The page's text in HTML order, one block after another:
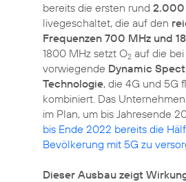
bereits die ersten rund 2.000
livegeschaltet, die auf den
Frequenzen 700 MHz und
1800 MHz setzt O2 auf die
vorwiegende Dynamic
Technologie, die 4G und 5G
kombiniert. Das
im Plan, um bis Jahresende
bis Ende 2022 bereits die
Bevölkerung mit 5G zu
Dieser Ausbau zeigt